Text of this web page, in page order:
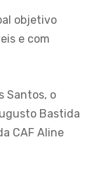
objetivo
e com
Santos, o
Bastida
CAF Aline